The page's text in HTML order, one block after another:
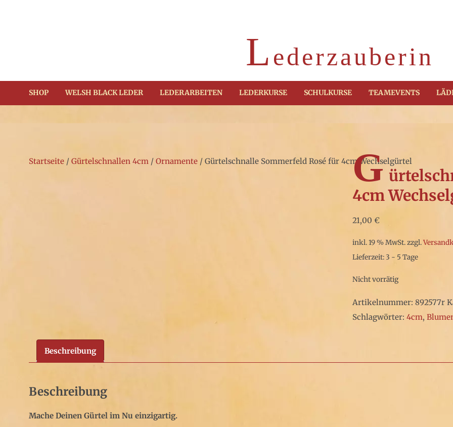
L ederzauberin
SHOP WELSH BLACK LEDER LEDERARBEITEN LEDERKURSE SCHULKURSE TEAMEVENTS
Startseite / Gürtelschnallen 4cm / Ornamente / Gürtelschnalle Sommerfeld Rosé für 4cm Wechselgürtel
G
4cm
21,00 €
inkl. 19 % MwSt.zzgl.
Lieferzeit: 3 - 5 Tage
Nicht vorrätig
Artikelnummer: 892577r
Schlagwörter: 4cm,
Beschreibung
Beschreibung
Mache Deinen Gürtel im Nu einzigartig.